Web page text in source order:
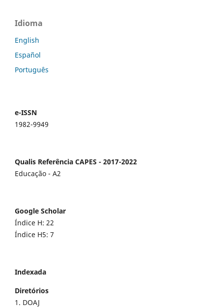
Idioma
English
Español
Português
e-ISSN
1982-9949
Qualis Referência CAPES - 2017-2022
Educação - A2
Google Scholar
Índice H: 22
Índice H5: 7
Indexada
Diretórios
1. DOAJ